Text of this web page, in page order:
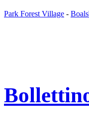
Park Forest Village -